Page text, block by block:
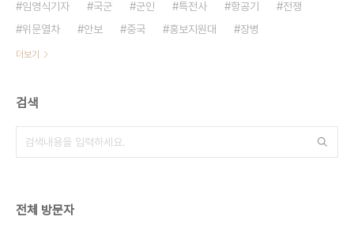
임영식기자
국군 군인 특전사 항공기
전쟁
위문열차
안보 중국 홍보지원대 장병
더보기
검색
전체 방문자